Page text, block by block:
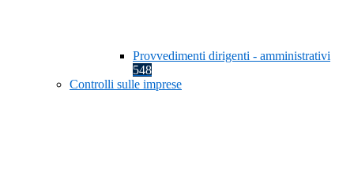
Provvedimenti dirigenti - amministrativi
548
Controlli sulle imprese